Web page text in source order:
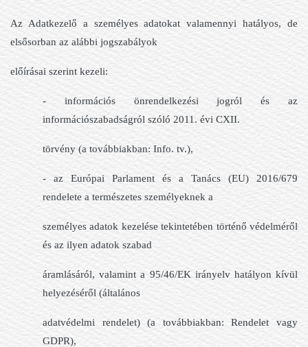
Az Adatkezelő a személyes adatokat valamennyi hatályos, de
elsősorban az alábbi jogszabályok
előírásai szerint kezeli:
- információs önrendelkezési jogról és az
információszabadságról szóló 2011. évi CXII.
törvény (a továbbiakban: Info. tv.),
- az Európai Parlament és a Tanács (EU) 2016/679
rendelete a természetes személyeknek a
személyes adatok kezelése tekintetében történő védelméről
és az ilyen adatok szabad
áramlásáról, valamint a 95/46/EK irányelv hatályon kívül
helyezéséről (általános
adatvédelmi rendelet) (a továbbiakban: Rendelet vagy
GDPR),